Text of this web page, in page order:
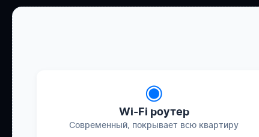
◉
Wi-Fi роутер
Современный, покрывает всю квартиру